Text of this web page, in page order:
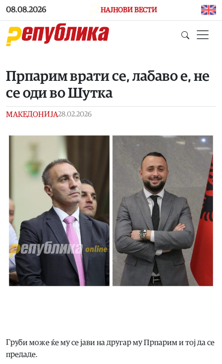
Skip to main content
08.08.2026 НАЈНОВИ ВЕСТИ
Прпарим врати се, лабаво е, не
се оди во Шутка
МАКЕДОНИЈА28.02.2026
Груби може ќе му се јави на другар му Прпарим и тој да се
предаде.